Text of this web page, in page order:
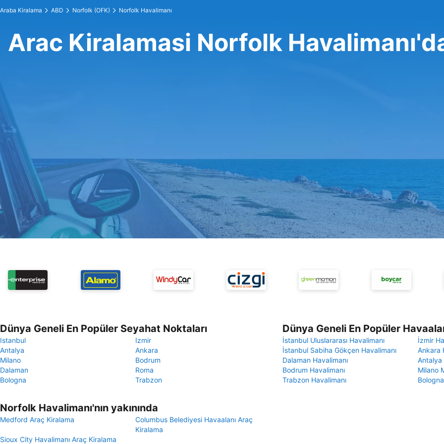
Araba Kiralama ABD Norfolk (OFK) Norfolk Havalimanı
Arac Kiralamasi Norfolk
Dünya Geneli En Popüler Seyahat Noktaları
Istanbul
Izmir
Antalya
Ankara
Milano
Bodrum
Dalaman
Roma
Bologna
Trabzon
Dünya Geneli En Popüler
İstanbul Uluslararası Havalimanı
İzmir
İstanbul Sabiha Gökçen Havalimanı
Ankara
Dalaman Havalimanı
Antalya
Bodrum Havalimanı
Milano
Trabzon Havalimanı
Norfolk Havalimanı'nın yakınında
Medford Araç Kiralama
Columbus Belediyesi Havaalanı Araç
Kiralama
Sioux City Havalimanı Araç Kiralama